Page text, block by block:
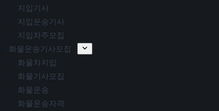
지입기사
지입운송기사
지입차주모집
화물운송기사모집
화물차지입
화물기사모집
화물운송
화물운송자격